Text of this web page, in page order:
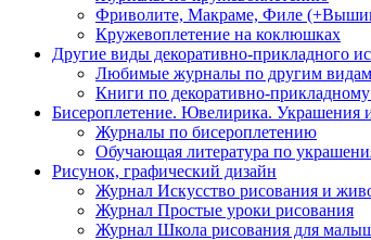
Фриволите, Макраме, Филе
Кружевоплетение на коклюшках
Другие виды декоративно-прикладного
Любимые журналы по другим видам
Книги по декоративно-прикладному
Бисероплетение. Ювелирика. Украшения
Журналы по бисероплетению
Обучающая литература по
Рисунок, графический дизайн
Журнал Искусство рисования и
Журнал Простые уроки рисования
Журнал Школа рисования для